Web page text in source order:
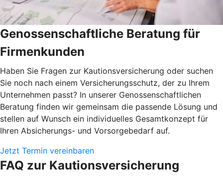
Genossenschaftliche Beratung für
Firmenkunden
Haben Sie Fragen zur Kautionsversicherung oder suchen
Sie noch nach einem Versicherungsschutz, der zu Ihrem
Unternehmen passt? In unserer Genossenschaftlichen
Beratung finden wir gemeinsam die passende Lösung und
stellen auf Wunsch ein individuelles Gesamtkonzept für
Ihren Absicherungs- und Vorsorgebedarf auf.
Jetzt Termin vereinbaren
FAQ zur Kautionsversicherung